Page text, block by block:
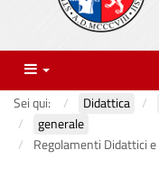
Menu
Sei qui: Didattica
generale
Regolamenti Didattici